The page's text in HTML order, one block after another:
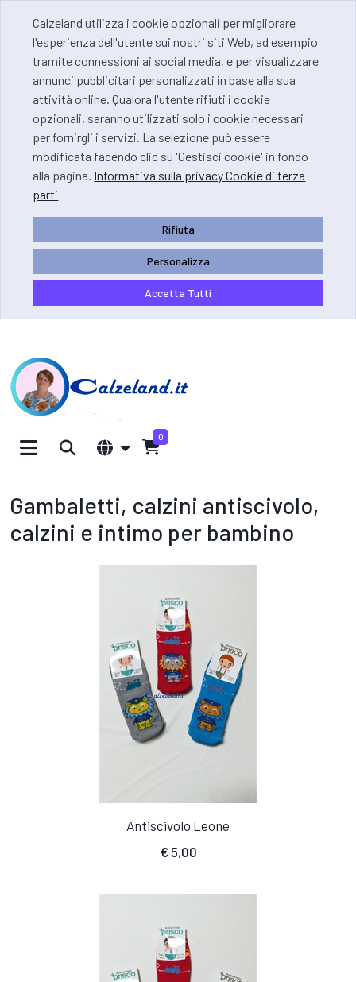
Calzeland utilizza i cookie opzionali per migliorare
l'esperienza dell'utente sui nostri siti Web, ad esempio
tramite connessioni ai social media, e per visualizzare
annunci pubblicitari personalizzati in base alla sua
attività online. Qualora l'utente rifiuti i cookie
opzionali, saranno utilizzati solo i cookie necessari
per fornirgli i servizi. La selezione può essere
modificata facendo clic su 'Gestisci cookie' in fondo
alla pagina. Informativa sulla privacy Cookie di terza
parti
Rifiuta
Personalizza
Accetta Tutti
0
Gambaletti, calzini antiscivolo,
calzini e intimo per bambino
Antiscivolo Leone
€5,00